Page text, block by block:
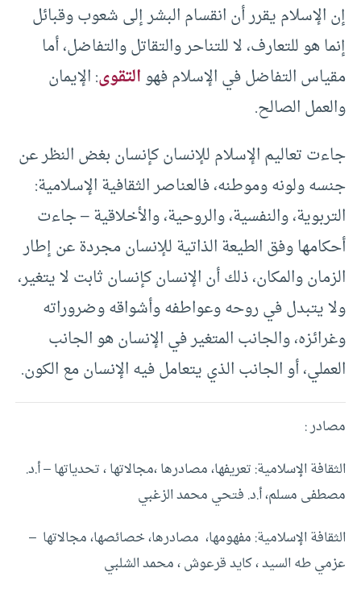
إن الإسلام يقرر أن انقسام البشر إلى شعوب وقبائل
إنما هو للتعارف، لا للتناحر والتقاتل والتفاضل، أما
مقياس التفاضل في الإسلام فهوالتقوى: الإيمان
والعمل الصالح.
جاءت تعاليم الإسلام للإنسان كإنسان بغض النظر عن
جنسه ولونه وموطنه، فالعناصر الثقافية الإسلامية:
التربوية، والنفسية، والروحية، والأخلاقية – جاءت
أحكامها وفق الطيعة الذاتية للإنسان مجردة عن إطار
الزمان والمكان، ذلك أن الإنسان كإنسان ثابت لا يتغير،
ولا يتبدل في روحه وعواطفه وأشواقه وضروراته
وغرائزه، والجانب المتغير في الإنسان هو الجانب
العملي، أو الجانب الذي يتعامل فيه الإنسان مع الكون.
مصادر :
الثقافة الإسلامية: تعريفها، مصادرها ،مجالاتها ، تحدياتها – أ.د.
مصطفى مسلم، أ.د. فتحي محمد الزغبي
الثقافة الإسلامية: مفهومها، مصادرها، خصائصها، مجالاتها –
عزمي طه السيد ، كايد قرعوش ، محمد الشلبي